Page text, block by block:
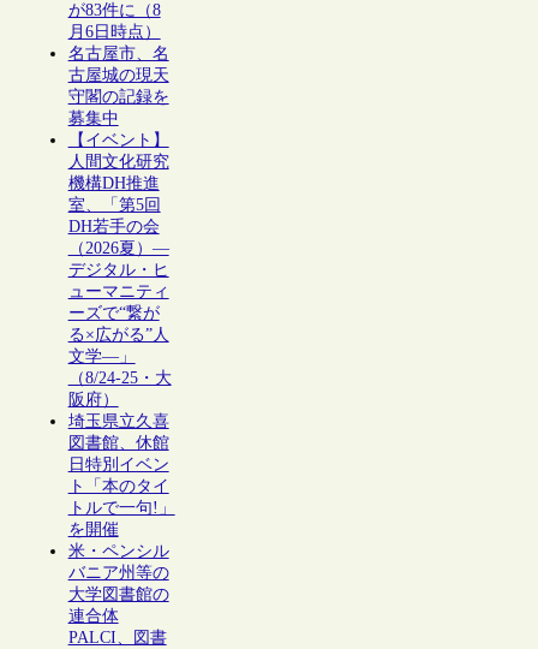
が83件に（8
月6日時点）
名古屋市、名
古屋城の現天
守閣の記録を
募集中
【イベント】
人間文化研究
機構DH推進
室、「第5回
DH若手の会
（2026夏）―
デジタル・ヒ
ューマニティ
ーズで“繋が
る×広がる”人
文学―」
（8/24-25・大
阪府）
埼玉県立久喜
図書館、休館
日特別イベン
ト「本のタイ
トルで一句!」
を開催
米・ペンシル
バニア州等の
大学図書館の
連合体
PALCI、図書